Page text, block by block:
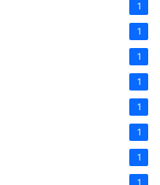
1
1
1
1
1
1
1